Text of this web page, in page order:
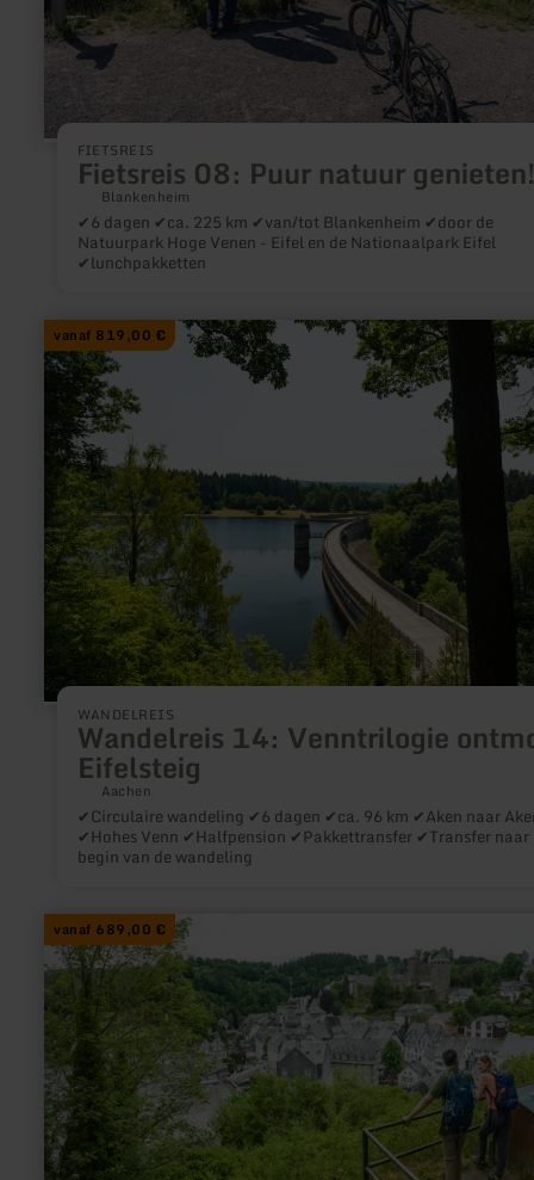
FIETSREIS
Fietsreis 08: Puur natuur genieten!
Blankenheim
✔6 dagen ✔ca. 225 km ✔van/tot Blankenheim ✔door de
Natuurpark Hoge Venen - Eifel en de Nationaalpark Eifel
✔lunchpakketten
vanaf 819,00 €
WANDELREIS
Wandelreis 14: Venntrilogie
Eifelsteig
Aachen
✔Circulaire wandeling ✔6 dagen ✔ca. 96 km ✔Aken naar
✔Hohes Venn ✔Halfpension ✔Pakkettransfer ✔Transfer naar
begin van de wandeling
meer
informatie
over:
Wandelreis
14:
Venntrilogie
ontmoet
Eifelsteig
vanaf 689,00 €
meer
informatie
over:
Wanderreise
21:
Eifelsteig
kurzen
Etappen
Monschau
-
Kloster
Steinfeld